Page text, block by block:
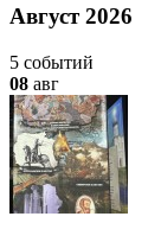
Август 2026
5 событий
08 авг